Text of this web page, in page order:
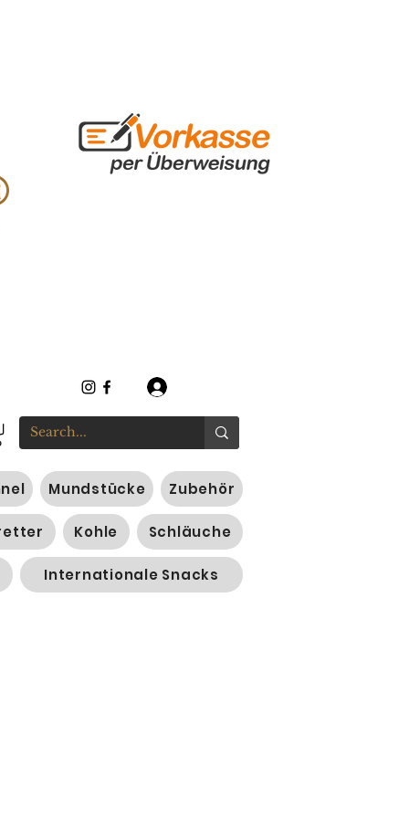
Mundstücke Zubehör
Kohle Schläuche
Internationale Snacks